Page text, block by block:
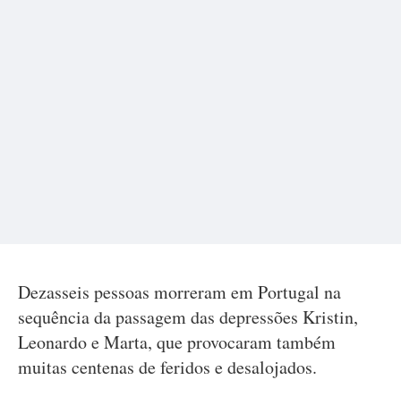
Dezasseis pessoas morreram em Portugal na
sequência da passagem das depressões Kristin,
Leonardo e Marta, que provocaram também
muitas centenas de feridos e desalojados.